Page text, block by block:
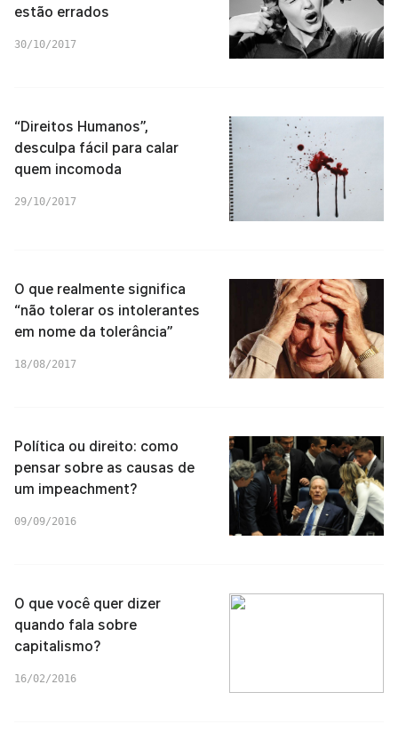
estão errados
30/10/2017
“Direitos Humanos”,
desculpa fácil para calar
quem incomoda
29/10/2017
O que realmente significa
“não tolerar os intolerantes
em nome da tolerância”
18/08/2017
Política ou direito: como
pensar sobre as causas de
um impeachment?
09/09/2016
O que você quer dizer
quando fala sobre
capitalismo?
16/02/2016